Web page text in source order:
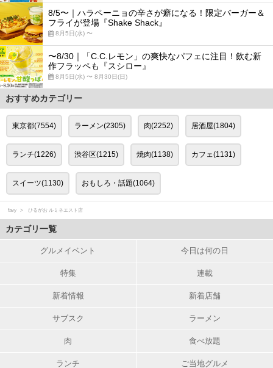
8/5〜｜ハラペーニョの辛さが癖になる！限定バーガー＆
フライが登場『Shake Shack』
8月5日(水) 〜
〜8/30｜「C.C.レモン」の爽快なパフェに注目！飲む新
作フラッペも『スシロー』
8月5日(水) 〜 8月30日(日)
おすすめカテゴリー
東京都(7554) ラーメン(2305) 肉(2252) 居酒屋(1804)
ランチ(1226) 渋谷区(1215) 焼肉(1138) カフェ(1131)
スイーツ(1130) おもしろ・話題(1064)
favy ひるがお ルミネエスト店
カテゴリ一覧
グルメイベント 今日は何の日
特集 連載
新着情報 新着店舗
サブスク ラーメン
肉 食べ放題
ランチ ご当地グルメ